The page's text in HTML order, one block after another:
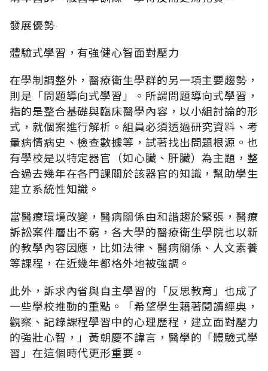
發展優勢
體驗式學習，有強健心智面對壓力
在學制調整外，醫療衛生學群的另一項主要趨勢，
則是「問題導向式學習」。所謂問題導向式學習，
指的是整合基礎與臨床醫學內容，以小組討論的形
式，就個案進行解析。組員必須透過研究資料、考
量病情病史、檢查數據等，試著找出問題根源。也
有學校是以特定器官（如心臟、肝臟）為主題，整
合過去幾年在各門課關於該器官的知識，幫助學生
建立系統性知識。
當醫療環境改變，醫病關係由和諧趨於緊張，醫療
訴訟案件層出不窮，各大學的醫療衛生學院也以新
的教學內容因應，比如法律、醫病關係、人文素養
等課程，在近幾年都格外地被強調。
此外，訴求內省與自主學習的「反思教育」也成了
一些學校推動的重點。「希望學生藉著閱讀經典，
觀察、記錄課程學習中的心理歷程，建立面對壓力
的強壯心智，」黃朝慶不諱言，醫學的「體驗式學
習」在這個時代更形重要。